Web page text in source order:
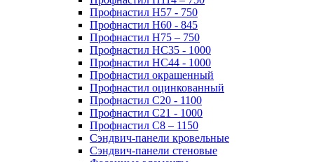
Профнастил Н57 - 750
Профнастил Н60 - 845
Профнастил Н75 – 750
Профнастил НС35 - 1000
Профнастил НС44 - 1000
Профнастил окрашенный
Профнастил оцинкованный
Профнастил С20 - 1100
Профнастил С21 - 1000
Профнастил С8 – 1150
Сэндвич-панели кровельные
Сэндвич-панели стеновые